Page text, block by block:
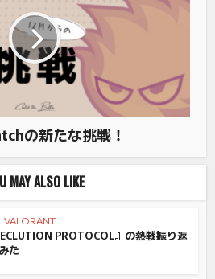
の新たな挑戦！
MAY ALSO LIKE
VALORANT
PROTOCOL』の熱戦振り返
た